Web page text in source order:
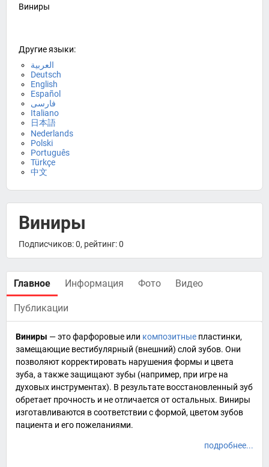
Виниры
Другие языки:
العربية
Deutsch
English
Español
فارسی
Italiano
日本語
Nederlands
Polski
Português
Türkçe
中文
Виниры
Подписчиков: 0, рейтинг: 0
Главное Информация Фото Видео
Публикации
Виниры — этофарфоровые или композитные пластинки,
замещающие вестибулярный (внешний) слой зубов. Они
позволяют корректировать нарушения формы и цвета
зуба, а также защищают зубы (например, при игре на
духовых инструментах). В результате восстановленный зуб
обретает прочность и не отличается от остальных. Виниры
изготавливаются в соответствии с формой, цветом зубов
пациента и его пожеланиями.
подробнее...